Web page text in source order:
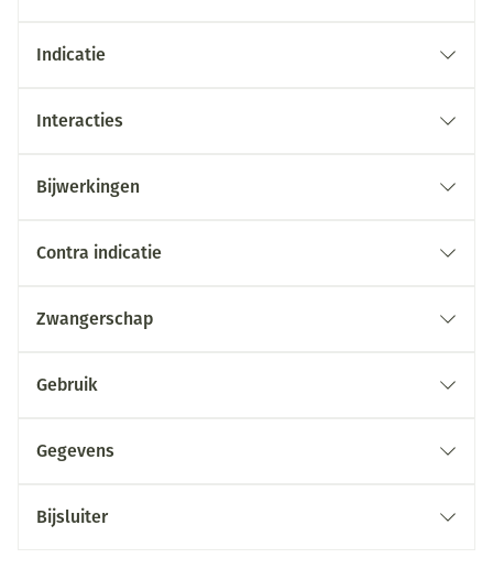
Indicatie
Interacties
Bijwerkingen
Contra indicatie
Zwangerschap
Gebruik
Gegevens
Bijsluiter